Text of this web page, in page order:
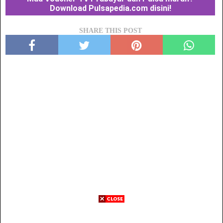
Download Pulsapedia.com disini!
SHARE THIS POST